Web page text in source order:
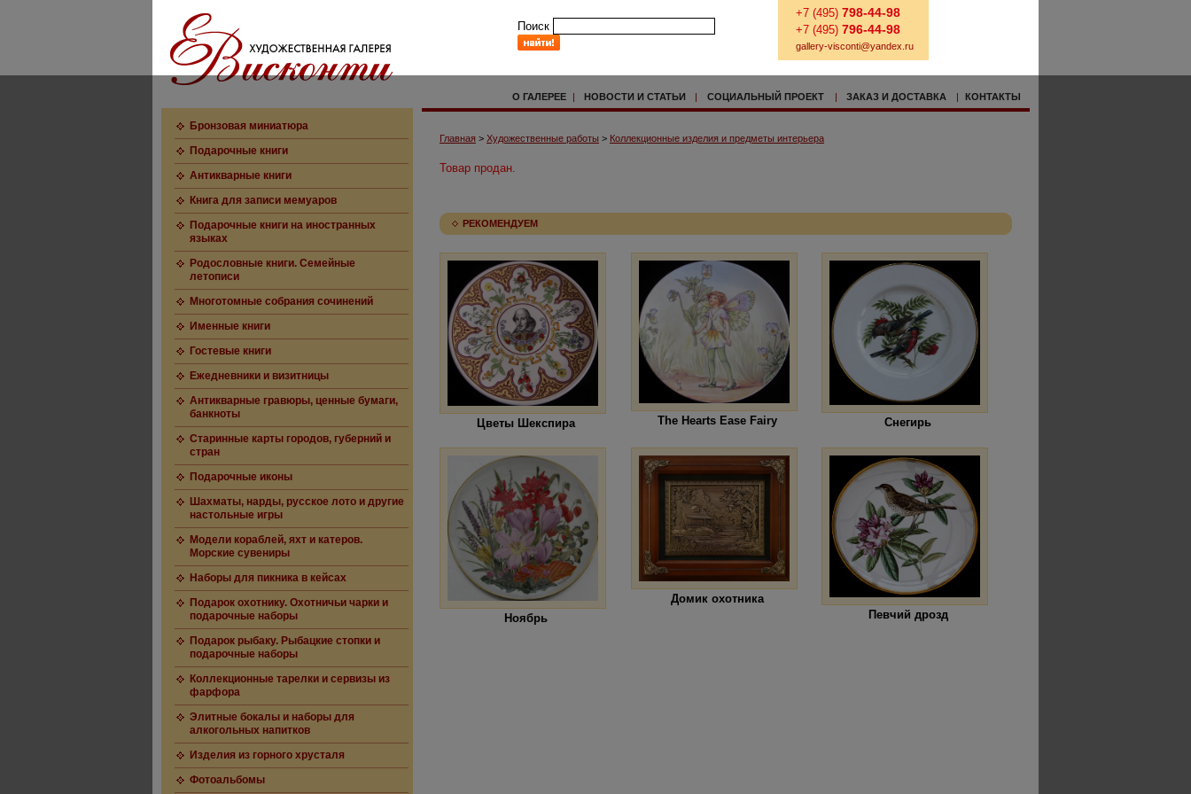
Поиск
+7 (495) 798-44-98
+7 (495) 796-44-98
gallery-visconti@yandex.ru
О ГАЛЕРЕЕ | НОВОСТИ И СТАТЬИ | СОЦИАЛЬНЫЙ ПРОЕКТ | ЗАКАЗ И ДОСТАВКА | КОНТАКТЫ
Бронзовая миниатюра
Подарочные книги
Антикварные книги
Книга для записи мемуаров
Подарочные книги на иностранных
языках
Родословные книги. Семейные
летописи
Многотомные собрания сочинений
Именные книги
Гостевые книги
Ежедневники и визитницы
Антикварные гравюры, ценные бумаги,
банкноты
Старинные карты городов, губерний и
стран
Подарочные иконы
Шахматы, нарды, русское лото и другие
настольные игры
Модели кораблей, яхт и катеров.
Морские сувениры
Наборы для пикника в кейсах
Подарок охотнику. Охотничьи чарки и
подарочные наборы
Подарок рыбаку. Рыбацкие стопки и
подарочные наборы
Коллекционные тарелки и сервизы из
фарфора
Элитные бокалы и наборы для
алкогольных напитков
Изделия из горного хрусталя
Фотоальбомы
Главная > Художественные работы > Коллекционные изделия и предметы интерьера
Товар продан.
РЕКОМЕНДУЕМ
Цветы Шекспира The Hearts Ease Fairy Снегирь
Ноябрь
Домик охотника
Певчий дрозд